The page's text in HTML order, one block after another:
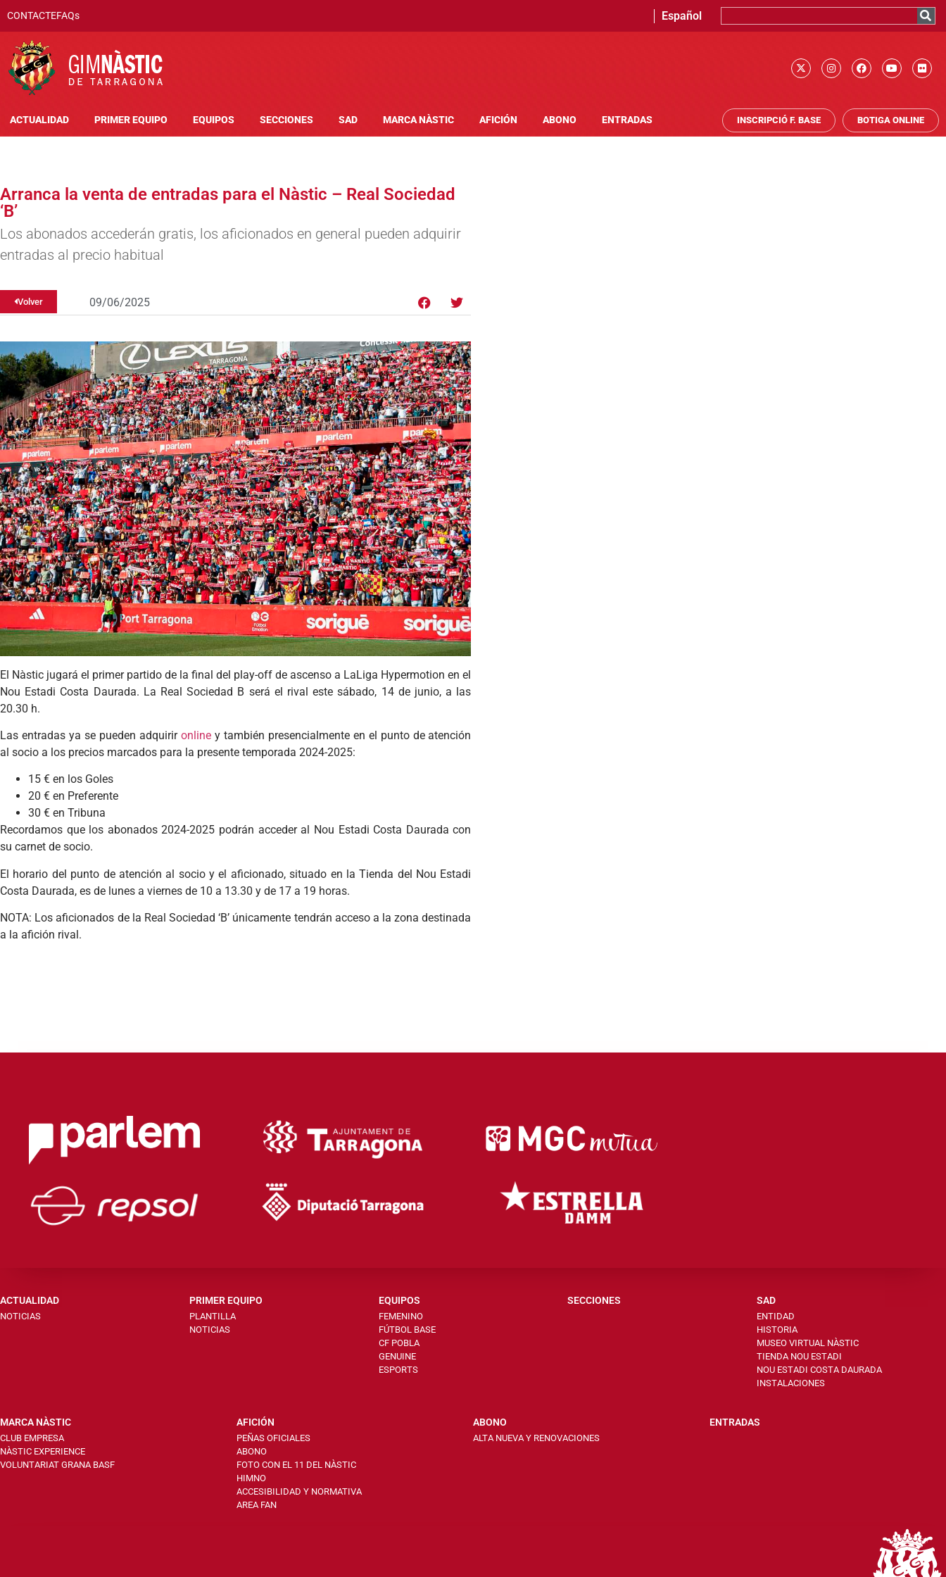
CONTACTEFAQs Español
ACTUALIDAD PRIMER EQUIPO EQUIPOS SECCIONES SAD MARCA NÀSTIC AFICIÓN ABONO ENTRADAS INSCRIPCIÓ F. BASE BOTIGA ONLINE
Arranca la venta de entradas para el Nàstic – Real Sociedad
‘B’
Los abonados accederán gratis, los aficionados en general pueden adquirir
entradas al precio habitual
Volver 09/06/2025
El Nàstic jugará el primer partido de la final del play-off de ascenso a LaLiga Hypermotion en el
Nou Estadi Costa Daurada. La Real Sociedad B será el rival este sábado, 14 de junio, a las
20.30 h.
Las entradas ya se pueden adquirir onliney también presencialmente en el punto de atención
al socio a los precios marcados para la presente temporada 2024-2025:
15 € en los Goles
20 € en Preferente
30 € en Tribuna
Recordamos que los abonados 2024-2025 podrán acceder al Nou Estadi Costa Daurada con
su carnet de socio.
El horario del punto de atención al socio y el aficionado, situado en la Tienda del Nou Estadi
Costa Daurada, es de lunes a viernes de 10 a 13.30 y de 17 a 19 horas.
NOTA: Los aficionados de la Real Sociedad ‘B’ únicamente tendrán acceso a la zona destinada
a la afición rival.
ACTUALIDAD
NOTICIAS
PRIMER EQUIPO
PLANTILLA
NOTICIAS
EQUIPOS
FEMENINO
FÚTBOL BASE
CF POBLA
GENUINE
ESPORTS
SECCIONES SAD
ENTIDAD
HISTORIA
MUSEO VIRTUAL NÀSTIC
TIENDA NOU ESTADI
NOU ESTADI COSTA DAURADA
INSTALACIONES
MARCA NÀSTIC
CLUB EMPRESA
NÀSTIC EXPERIENCE
VOLUNTARIAT GRANA BASF
AFICIÓN
PEÑAS OFICIALES
ABONO
FOTO CON EL 11 DEL NÀSTIC
HIMNO
ACCESIBILIDAD Y NORMATIVA
AREA FAN
ABONO
ALTA NUEVA Y RENOVACIONES
ENTRADAS